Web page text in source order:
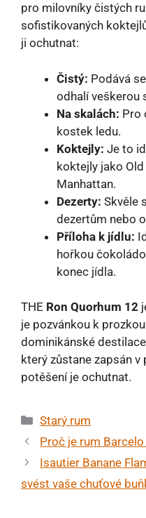
pro milovníky čistých
sofistikovaných
ji ochutnat:
Čistý: Podává
odhalí veškerou
Na skalách: Pro
kostek ledu.
Koktejly: Je to
koktejly jako
Manhattan.
Dezerty: Skvěle
dezertům nebo
Příloha k jídlu:
hořkou
konec jídla.
THE Ron Quorhum 12
je pozvánkou k
dominikánské
který zůstane zapsán
potěšení je ochutnat.
Rubriky
Starý rum
Proč je rum
Isautier Banane
svést vaše chuťové